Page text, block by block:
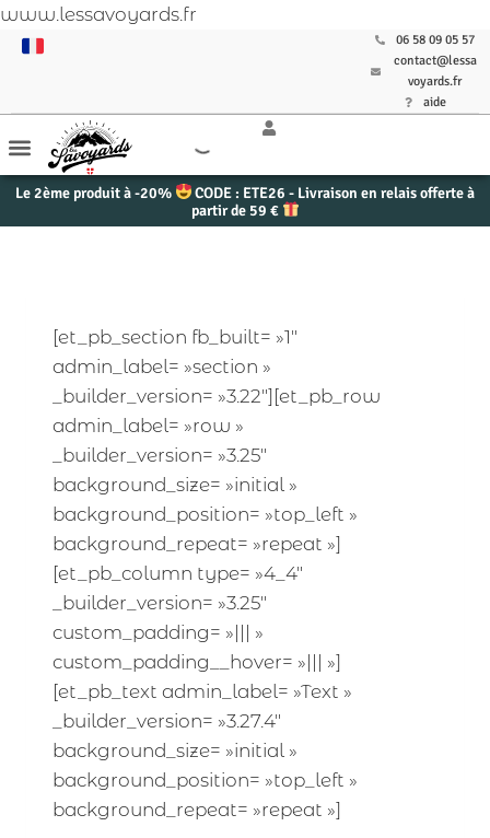
www.lessavoyards.fr
06 58 09 05 57
contact@lessa
voyards.fr
aide
Le 2ème produit à -20%
CODE : ETE26 - Livraison en relais offerte à
partir de 59 €
[et_pb_section fb_built= »1″
admin_label= »section »
_builder_version= »3.22″][et_pb_row
admin_label= »row »
_builder_version= »3.25″
background_size= »initial »
background_position= »top_left »
background_repeat= »repeat »]
[et_pb_column type= »4_4″
_builder_version= »3.25″
custom_padding= »||| »
custom_padding__hover= »||| »]
[et_pb_text admin_label= »Text »
_builder_version= »3.27.4″
background_size= »initial »
background_position= »top_left »
background_repeat= »repeat »]